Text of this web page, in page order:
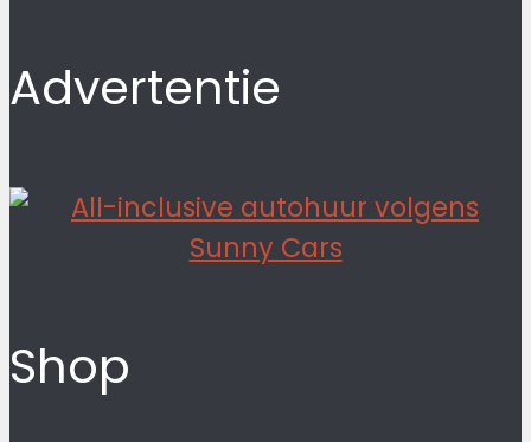
Advertentie
Shop